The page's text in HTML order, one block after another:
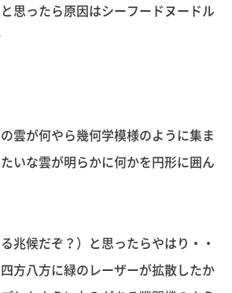
思ったら原因はシーフードヌードル
雲が何やら幾何学模様のように集ま
いな雲が明らかに何かを円形に囲ん
兆候だぞ？）と思ったらやはり・・
方八方に緑のレーザーが拡散したか